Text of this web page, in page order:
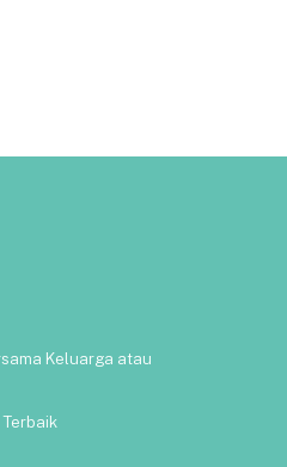
Keluarga atau